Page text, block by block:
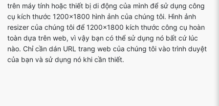
trên máy tính hoặc thiết bị di động của mình để sử dụng công
cụ kích thước 1200x1800 hình ảnh của chúng tôi. Hình ảnh
resizer của chúng tôi để 1200x1800 kích thước công cụ hoàn
toàn dựa trên web, vì vậy bạn có thể sử dụng nó bất cứ lúc
nào. Chỉ cần dán URL trang web của chúng tôi vào trình duyệt
của bạn và sử dụng nó khi cần thiết.